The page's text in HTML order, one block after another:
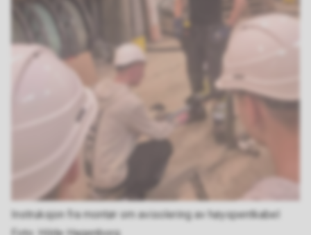
Instruksjon fra montør om avisolering av høyspentkabel